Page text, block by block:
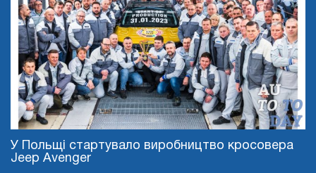
У Польщі стартувало виробництво кросовера
Jeep Avenger